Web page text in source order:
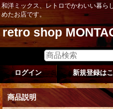
和洋ミックス、レトロでかわいい暮ら
めたお店です。
retro shop
ログイン 新規登録は
商品説明